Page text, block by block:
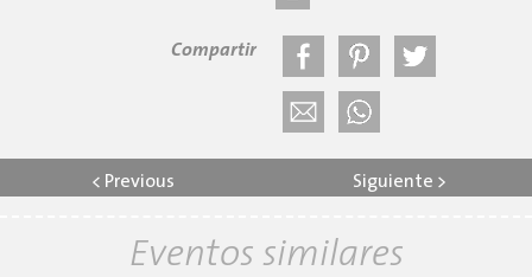
Compartir
< Previous Siguiente >
Eventos similares